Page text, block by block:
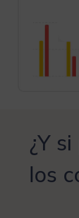
¿Y
los